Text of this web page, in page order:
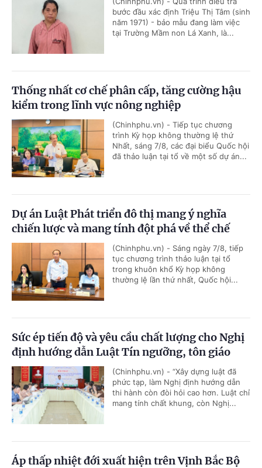
bước đầu xác định Triệu Thị Tâm (sinh
năm 1971) - bảo mẫu đang làm việc
tại Trường Mầm non Lá Xanh, là...
Thống nhất cơ chế phân cấp, tăng cường hậu
kiểm trong lĩnh vực nông nghiệp
(Chinhphu.vn) - Tiếp tục chương
trình Kỳ họp không thường lệ thứ
Nhất, sáng 7/8, các đại biểu Quốc hội
đã thảo luận tại tổ về một số dự án...
Dự án Luật Phát triển đô thị mang ý nghĩa
chiến lược và mang tính đột phá về thể chế
(Chinhphu.vn) - Sáng ngày 7/8, tiếp
tục chương trình thảo luận tại tổ
trong khuôn khổ Kỳ họp không
thường lệ lần thứ nhất, Quốc hội...
Sức ép tiến độ và yêu cầu chất lượng cho Nghị
định hướng dẫn Luật Tín ngưỡng, tôn giáo
(Chinhphu.vn) - “Xây dựng luật đã
phức tạp, làm Nghị định hướng dẫn
thi hành còn đòi hỏi cao hơn. Luật chỉ
mang tính chất khung, còn Nghị...
Áp thấp nhiệt đới xuất hiện trên Vịnh Bắc Bộ